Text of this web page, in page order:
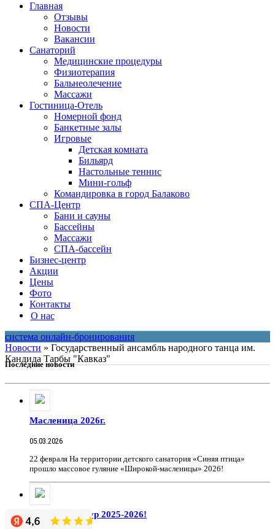
Главная
Отзывы
Новости
Вакансии
Санаторий
Медицинские процедуры
Физиотерапия
Бальнеолечение
Массажи
Гостиница-Отель
Номерной фонд
Банкетные залы
Игровые
Детская комната
Бильярд
Настольные теннис
Мини-гольф
Командировка в город Балаково
СПА-Центр
Бани и сауны
Бассейны
Массажи
СПА-бассейн
Бизнес-центр
Акции
Цены
Фото
Контакты
О нас
система онлайн-бронирования
Новости » Государственный ансамбль народного танца им.
Кандида Тарбы "Кавказ"
Последние новости
Масленица 2026г.
05.03.2026
22 февраля На территории детского санатория «Синяя птица»
прошло массовое гуляние «Широкой-масленицы» 2026!
Новогодний тур 2025-2026!